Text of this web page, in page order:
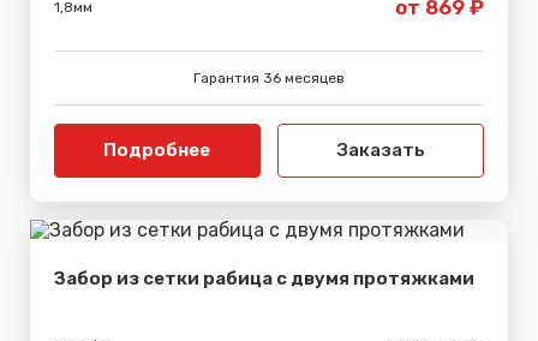
1,8мм от 869 ₽
Гарантия 36 месяцев
Подробнее Заказать
Забор из сетки рабица с двумя протяжками